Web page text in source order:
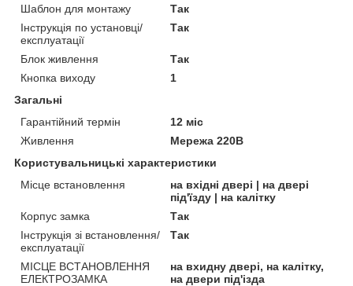
Шаблон для монтажу
Так
Інструкція по установці/
експлуатації
Так
Блок живлення
Так
Кнопка виходу
1
Загальні
Гарантійний термін
12 міс
Живлення
Мережа 220В
Користувальницькі характеристики
Місце встановлення
на вхідні двері | на двері
під'їзду | на калітку
Корпус замка
Так
Інструкція зі встановлення/
експлуатації
Так
МІСЦЕ ВСТАНОВЛЕННЯ
ЕЛЕКТРОЗАМКА
на вхидну двері, на калітку,
на двери під'ізда